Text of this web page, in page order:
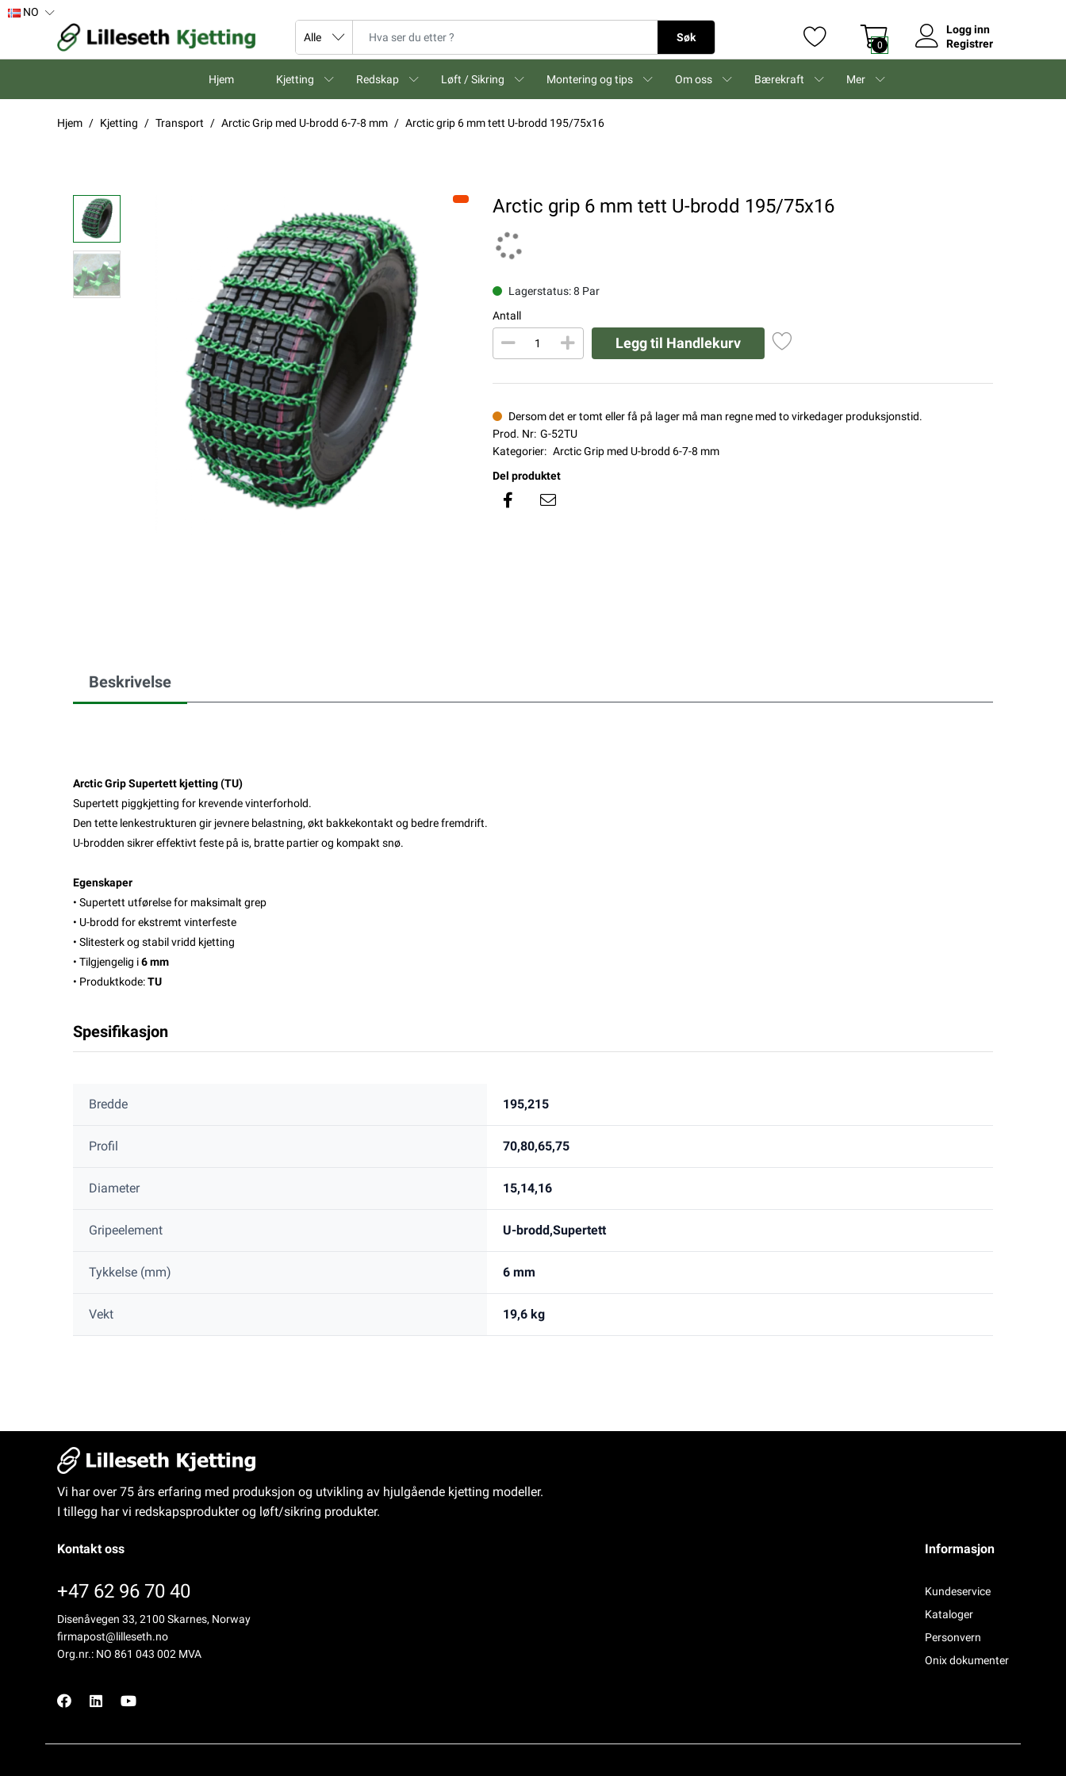
NO
Søk
0
Logg inn
Registrer
Hjem Kjetting Redskap Løft / Sikring Montering og tips Om oss Bærekraft Mer
Hjem Kjetting Transport Arctic Grip med U-brodd 6-7-8 mm Arctic grip 6 mm tett U-brodd 195/75x16
Arctic grip 6 mm tett U-brodd 195/75x16
Lagerstatus: 8 Par
Antall
Legg til Handlekurv
Dersom det er tomt eller få på lager må man regne med to virkedager produksjonstid.
Prod. Nr: G-52TU
Kategorier: Arctic Grip med U-brodd 6-7-8 mm
Del produktet
Beskrivelse
Arctic Grip Supertett kjetting (TU)
Supertett piggkjetting for krevende vinterforhold.
Den tette lenkestrukturen gir jevnere belastning, økt bakkekontakt og bedre fremdrift.
U-brodden sikrer effektivt feste på is, bratte partier og kompakt snø.
Egenskaper
• Supertett utførelse for maksimalt grep
• U-brodd for ekstremt vinterfeste
• Slitesterk og stabil vridd kjetting
• Tilgjengelig i6 mm
• Produktkode:TU
Spesifikasjon
Bredde 195,215
Profil 70,80,65,75
Diameter 15,14,16
Gripeelement U-brodd,Supertett
Tykkelse (mm) 6 mm
Vekt 19,6 kg
Vi har over 75 års erfaring med produksjon og utvikling av hjulgående kjetting modeller.
I tillegg har vi redskapsprodukter og løft/sikring produkter.
Kontakt oss
+47 62 96 70 40
Disenåvegen 33, 2100 Skarnes, Norway
firmapost@lilleseth.no
Org.nr.: NO 861 043 002 MVA
Informasjon
Kundeservice
Kataloger
Personvern
Onix dokumenter